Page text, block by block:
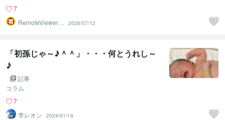
7
RemoteViewer導
2026/07/12
「初孫じゃ～♪＾＾」・・・何とうれし～
♪
記事
コラム
7
李レオン
2024/01/19